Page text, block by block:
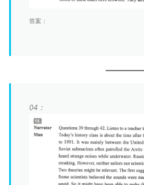
答案：
04：